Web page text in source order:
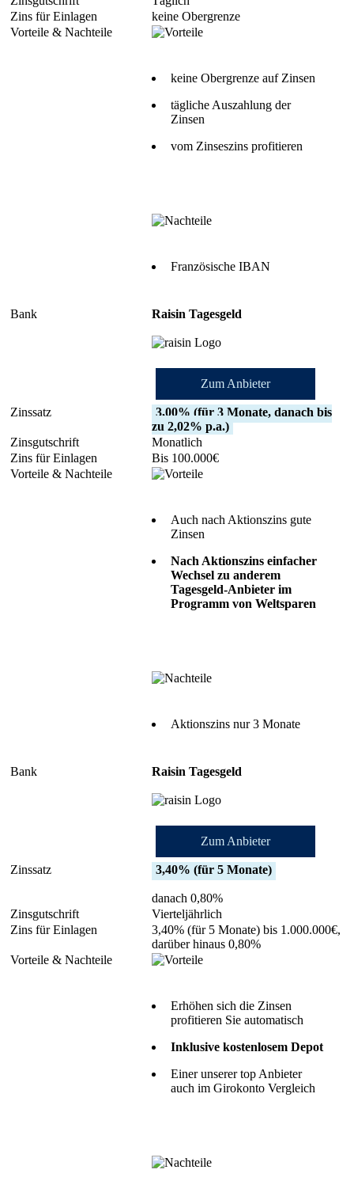
keine Obergrenze
keine Obergrenze auf Zinsen
tägliche Auszahlung der
Zinsen
vom Zinseszins profitieren
Französische IBAN
Raisin Tagesgeld
Zum Anbieter
3,00% (für 3 Monate, danach bis
zu 2,02% p.a.)
Monatlich
Bis 100.000€
Auch nach Aktionszins gute
Zinsen
Nach Aktionszins einfacher
Wechsel zu anderem
Tagesgeld-Anbieter im
Programm von Weltsparen
Aktionszins nur 3 Monate
Raisin Tagesgeld
Zum Anbieter
3,40% (für 5 Monate)
danach 0,80%
Vierteljährlich
3,40% (für 5 Monate) bis 1.000.000€,
darüber hinaus 0,80%
Erhöhen sich die Zinsen
profitieren Sie automatisch
Inklusive kostenlosem Depot
Einer unserer top Anbieter
auch im Girokonto Vergleich